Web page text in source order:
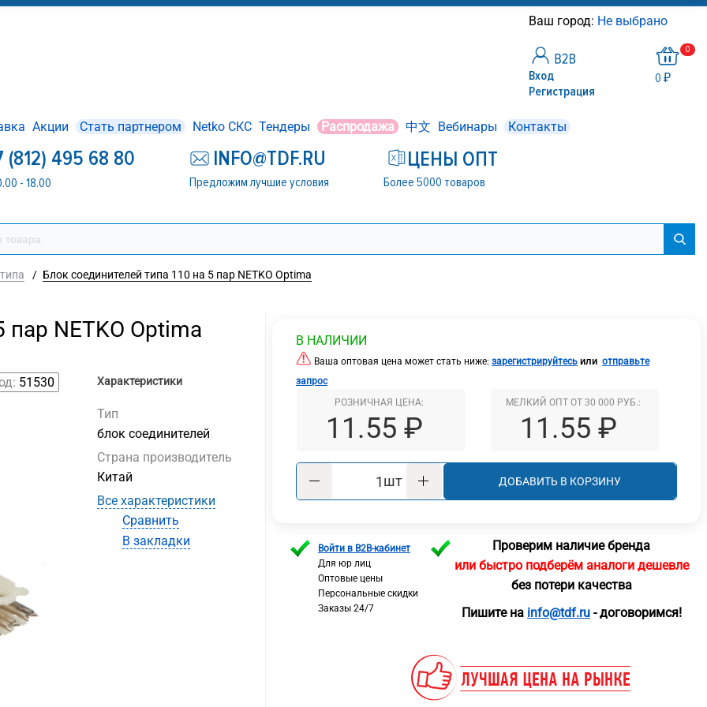
Ваш город: Не выбрано
Вход
Регистрация
0
0 ₽
Акции Стать партнером Netko СКС Тендеры Распродажа 中文 Вебинары Контакты
(812) 495 68 80
- 18.00
INFO@TDF.RU
Предложим лучшие условия
ЦЕНЫ ОПТ
Более 5000 товаров
/ Блок соединителей типа 110 на 5 пар NETKO Optima
NETKO Optima
51530 Характеристики
Тип
блок соединителей
Страна производитель
Китай
Все характеристики
Сравнить
В закладки
В НАЛИЧИИ
Ваша оптовая цена может стать ниже: зарегистрируйтесь или отправьте
запрос
РОЗНИЧНАЯ ЦЕНА:
11.55 ₽
МЕЛКИЙ ОПТ ОТ 30 000 РУБ.:
11.55 ₽
шт ДОБАВИТЬ В КОРЗИНУ
Войти в B2B-кабинет
Для юр лиц
Оптовые цены
Персональные скидки
Заказы 24/7
Проверим наличие бренда
или быстро подберём аналоги дешевле
без потери качества
Пишите на info@tdf.ru- договоримся!